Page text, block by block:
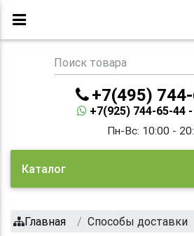
+7(495)
+7(925) 744-65-44 -
Пн-Вс: 10:00 -
Каталог
Главная Способы доставки